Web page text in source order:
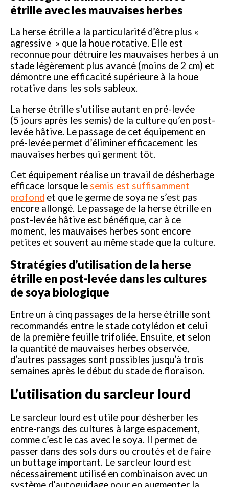
étrille avec les mauvaises herbes
La herse étrille a la particularité d’être plus «
agressive » que la houe rotative. Elle est
reconnue pour détruire les mauvaises herbes à un
stade légèrement plus avancé (moins de 2 cm) et
démontre une efficacité supérieure à la houe
rotative dans les sols sableux.
La herse étrille s’utilise autant en pré-levée
(5 jours après les semis) de la culture qu’en post-
levée hâtive. Le passage de cet équipement en
pré-levée permet d’éliminer efficacement les
mauvaises herbes qui germent tôt.
Cet équipement réalise un travail de désherbage
efficace lorsque le semis est suffisamment
profond et que le germe de soya ne s’est pas
encore allongé. Le passage de la herse étrille en
post-levée hâtive est bénéfique, car à ce
moment, les mauvaises herbes sont encore
petites et souvent au même stade que la culture.
Stratégies d’utilisation de la herse
étrille en post-levée dans les cultures
de soya biologique
Entre un à cinq passages de la herse étrille sont
recommandés entre le stade cotylédon et celui
de la première feuille trifoliée. Ensuite, et selon
la quantité de mauvaises herbes observée,
d’autres passages sont possibles jusqu’à trois
semaines après le début du stade de floraison.
L’utilisation du sarcleur lourd
Le sarcleur lourd est utile pour désherber les
entre-rangs des cultures à large espacement,
comme c’est le cas avec le soya. Il permet de
passer dans des sols durs ou croutés et de faire
un buttage important. Le sarcleur lourd est
nécessairement utilisé en combinaison avec un